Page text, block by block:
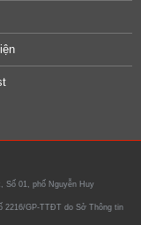
Số 01, phố Nguyễn Huy
2216/GP-TTĐT do Sở Thông tin